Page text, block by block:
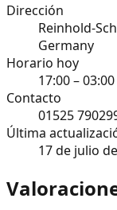
Dirección
Reinhold-
Germany
Horario hoy
17:00 – 03:00
Contacto
01525
Última
17 de julio